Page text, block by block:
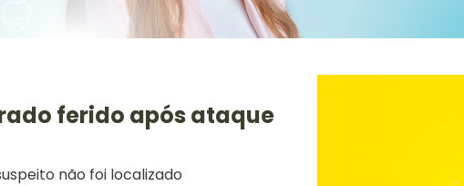
ferido após ataque
não foi localizado